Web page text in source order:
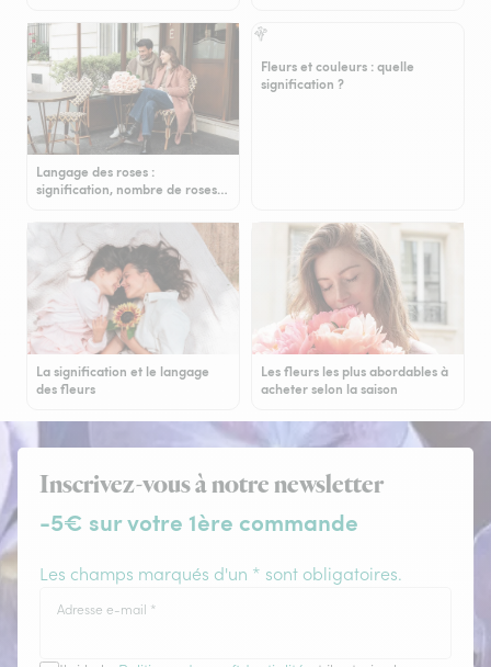
Langage des roses :
signification, nombre de roses…
Fleurs et couleurs : quelle
signification ?
La signification et le langage
des fleurs
Les fleurs les plus abordables à
acheter selon la saison
Inscrivez-vous à notre newsletter
-5€ sur votre 1ère commande
Les champs marqués d'un * sont obligatoires.
Adresse e-mail *